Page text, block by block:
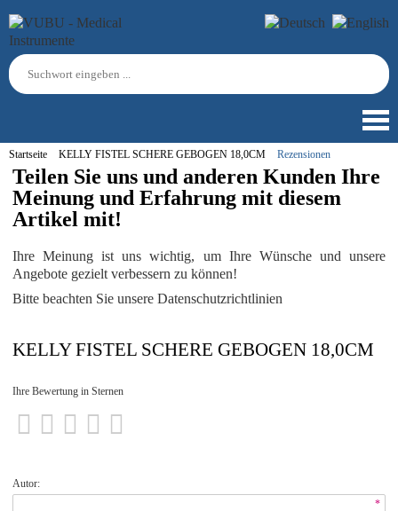
Startseite KELLY FISTEL SCHERE GEBOGEN 18,0CM Rezensionen
Teilen Sie uns und anderen Kunden Ihre
Meinung und Erfahrung mit diesem
Artikel mit!
Ihre Meinung ist uns wichtig, um Ihre Wünsche und unsere
Angebote gezielt verbessern zu können!
Bitte beachten Sie unsere Datenschutzrichtlinien
KELLY FISTEL SCHERE GEBOGEN 18,0CM
Ihre Bewertung in Sternen
Autor:
*